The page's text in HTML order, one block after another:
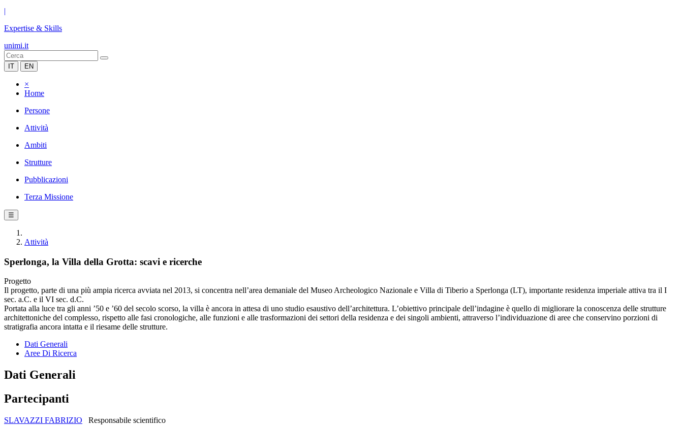
|
Expertise & Skills
unimi.it
IT EN
×
Home
Persone
Attività
Ambiti
Strutture
Pubblicazioni
Terza Missione
☰
Attività
Sperlonga, la Villa della Grotta: scavi e ricerche
Progetto
Il progetto, parte di una più ampia ricerca avviata nel 2013, si concentra nell’area demaniale del Museo Archeologico Nazionale e Villa di Tiberio a Sperlonga (LT), importante residenza imperiale attiva tra il I
sec. a.C. e il VI sec. d.C.
Portata alla luce tra gli anni ’50 e ’60 del secolo scorso, la villa è ancora in attesa di uno studio esaustivo dell’architettura. L’obiettivo principale dell’indagine è quello di migliorare la conoscenza delle strutture
architettoniche del complesso, rispetto alle fasi cronologiche, alle funzioni e alle trasformazioni dei settori della residenza e dei singoli ambienti, attraverso l’individuazione di aree che conservino porzioni di
stratigrafia ancora intatta e il riesame delle strutture.
Dati Generali
Aree Di Ricerca
Dati Generali
Partecipanti
SLAVAZZI FABRIZIO Responsabile scientifico